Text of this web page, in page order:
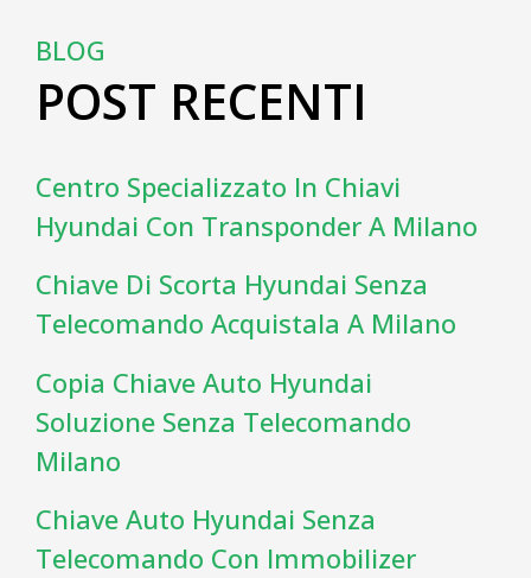
BLOG
POST RECENTI
Centro Specializzato In Chiavi
Hyundai Con Transponder A Milano
Chiave Di Scorta Hyundai Senza
Telecomando Acquistala A Milano
Copia Chiave Auto Hyundai
Soluzione Senza Telecomando
Milano
Chiave Auto Hyundai Senza
Telecomando Con Immobilizer